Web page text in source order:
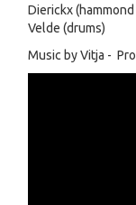
Dierickx
Velde (drums)
Music by Vitja -